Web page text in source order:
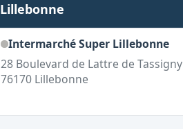
Lillebonne
Intermarché Super Lillebonne
28 Boulevard de Lattre de Tassigny
76170 Lillebonne